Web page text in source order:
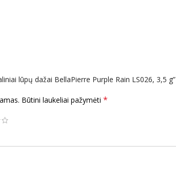
lūpų dažai BellaPierre Purple Rain LS026, 3,5 g”
Būtini laukeliai pažymėti *